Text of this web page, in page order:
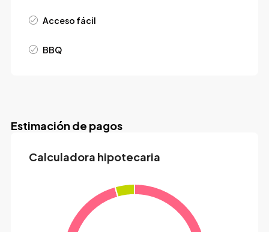
Acceso fácil
BBQ
Estimación de pagos
Calculadora hipotecaria